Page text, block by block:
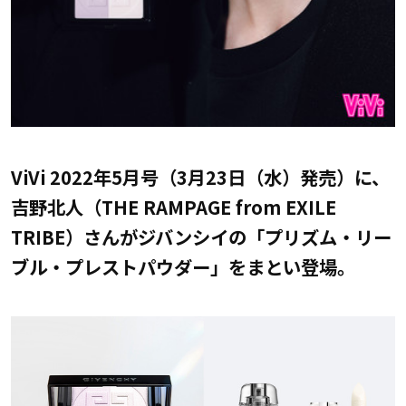
ViVi 2022年5月号（3月23日（水）発売）に、
吉野北人（THE RAMPAGE from EXILE
TRIBE）さんがジバンシイの「プリズム・リー
ブル・プレストパウダー」をまとい登場。